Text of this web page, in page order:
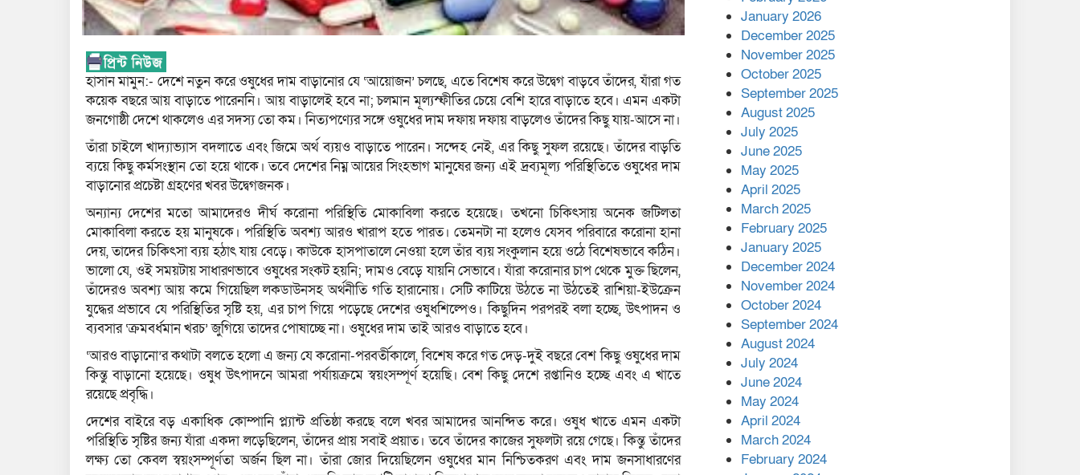
হাসান মামুন:- দেশে নতুন করে ওষুধের দাম বাড়ানোর যে ‘আয়োজন’ চলছে, এতে বিশেষ করে উদ্বেগ বাড়বে তাঁদের, যাঁরা গত
কয়েক বছরে আয় বাড়াতে পারেননি। আয় বাড়ালেই হবে না; চলমান মূল্যস্ফীতির চেয়ে বেশি হারে বাড়াতে হবে। এমন একটা
জনগোষ্ঠী দেশে থাকলেও এর সদস্য তো কম। নিত্যপণ্যের সঙ্গে ওষুধের দাম দফায় দফায় বাড়লেও তাঁদের কিছু যায়-আসে না।
তাঁরা চাইলে খাদ্যাভ্যাস বদলাতে এবং জিমে অর্থ ব্যয়ও বাড়াতে পারেন। সন্দেহ নেই, এর কিছু সুফল রয়েছে। তাঁদের বাড়তি
ব্যয়ে কিছু কর্মসংস্থান তো হয়ে থাকে। তবে দেশের নিম্ন আয়ের সিংহভাগ মানুষের জন্য এই দ্রব্যমূল্য পরিস্থিতিতে ওষুধের দাম
বাড়ানোর প্রচেষ্টা গ্রহণের খবর উদ্বেগজনক।
অন্যান্য দেশের মতো আমাদেরও দীর্ঘ করোনা পরিস্থিতি মোকাবিলা করতে হয়েছে। তখনো চিকিৎসায় অনেক জটিলতা
মোকাবিলা করতে হয় মানুষকে। পরিস্থিতি অবশ্য আরও খারাপ হতে পারত। তেমনটা না হলেও যেসব পরিবারে করোনা হানা
দেয়, তাদের চিকিৎসা ব্যয় হঠাৎ যায় বেড়ে। কাউকে হাসপাতালে নেওয়া হলে তাঁর ব্যয় সংকুলান হয়ে ওঠে বিশেষভাবে কঠিন।
ভালো যে, ওই সময়টায় সাধারণভাবে ওষুধের সংকট হয়নি; দামও বেড়ে যায়নি সেভাবে। যাঁরা করোনার চাপ থেকে মুক্ত ছিলেন,
তাঁদেরও অবশ্য আয় কমে গিয়েছিল লকডাউনসহ অর্থনীতি গতি হারানোয়। সেটি কাটিয়ে উঠতে না উঠতেই রাশিয়া-ইউক্রেন
যুদ্ধের প্রভাবে যে পরিস্থিতির সৃষ্টি হয়, এর চাপ গিয়ে পড়েছে দেশের ওষুধশিল্পেও। কিছুদিন পরপরই বলা হচ্ছে, উৎপাদন ও
ব্যবসার ‘ক্রমবর্ধমান খরচ’ জুগিয়ে তাদের পোষাচ্ছে না। ওষুধের দাম তাই আরও বাড়াতে হবে।
‘আরও বাড়ানো’র কথাটা বলতে হলো এ জন্য যে করোনা-পরবর্তীকালে, বিশেষ করে গত দেড়-দুই বছরে বেশ কিছু ওষুধের দাম
কিন্তু বাড়ানো হয়েছে। ওষুধ উৎপাদনে আমরা পর্যায়ক্রমে স্বয়ংসম্পূর্ণ হয়েছি। বেশ কিছু দেশে রপ্তানিও হচ্ছে এবং এ খাতে
রয়েছে প্রবৃদ্ধি।
দেশের বাইরে বড় একাধিক কোম্পানি প্ল্যান্ট প্রতিষ্ঠা করছে বলে খবর আমাদের আনন্দিত করে। ওষুধ খাতে এমন একটা
পরিস্থিতি সৃষ্টির জন্য যাঁরা একদা লড়েছিলেন, তাঁদের প্রায় সবাই প্রয়াত। তবে তাঁদের কাজের সুফলটা রয়ে গেছে। কিন্তু তাঁদের
লক্ষ্য তো কেবল স্বয়ংসম্পূর্ণতা অর্জন ছিল না। তাঁরা জোর দিয়েছিলেন ওষুধের মান নিশ্চিতকরণ এবং দাম জনসাধারণের
মাহফুজ, সম্পাদক রিপন মারমা
নির্বাচিত
মালয়েশিয়ার প্রধানমন্ত্রীকে চিঠি
দেয়ার পর ফোন তারেক
রহমানের,গ্যাস সঙ্কট
মোকাবিলায় সহায়তার আশ্বাস
এক বিলিয়ন ডলার বিনিয়োগ
হবে আনোয়ারায়
বান্দরবানে বন্যায় ক্ষতিগ্রস্তদের
মাঝে সহায়তা দিলেন সাচিং প্রু
জেরী
January 2026
December 2025
November 2025
October 2025
September 2025
August 2025
July 2025
June 2025
May 2025
April 2025
March 2025
February 2025
January 2025
December 2024
November 2024
October 2024
September 2024
August 2024
July 2024
June 2024
May 2024
April 2024
March 2024
February 2024